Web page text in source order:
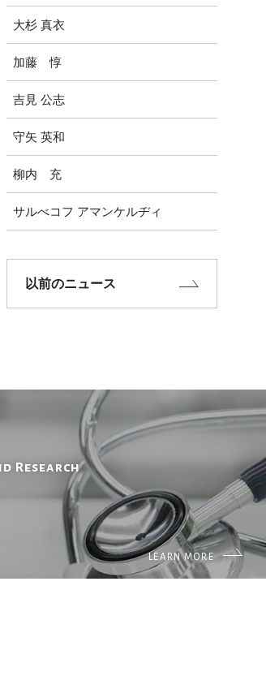
大杉 真衣
加藤 惇
吉見 公志
守矢 英和
柳内 充
サルべコフ アマンケルヂィ
以前のニュース
Research
LEARN MORE